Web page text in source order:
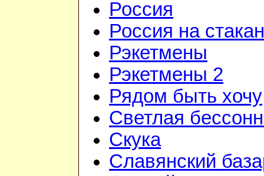
Россия
Россия на
Рэкетмены
Рэкетмены 2
Рядом быть хочу
Светлая
Скука
Славянский